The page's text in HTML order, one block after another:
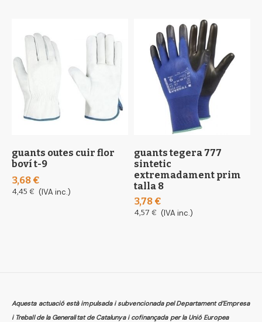
guants outes cuir flor
boví t-9
3,68 €
4,45 € (IVA inc.)
guants tegera 777
sintetic
extremadament prim
talla 8
3,78 €
4,57 € (IVA inc.)
Aquesta actuació està impulsada i subvencionada pel Departament d’Empresa
i Treball de la Generalitat de Catalunya i cofinançada per la Unió Europea